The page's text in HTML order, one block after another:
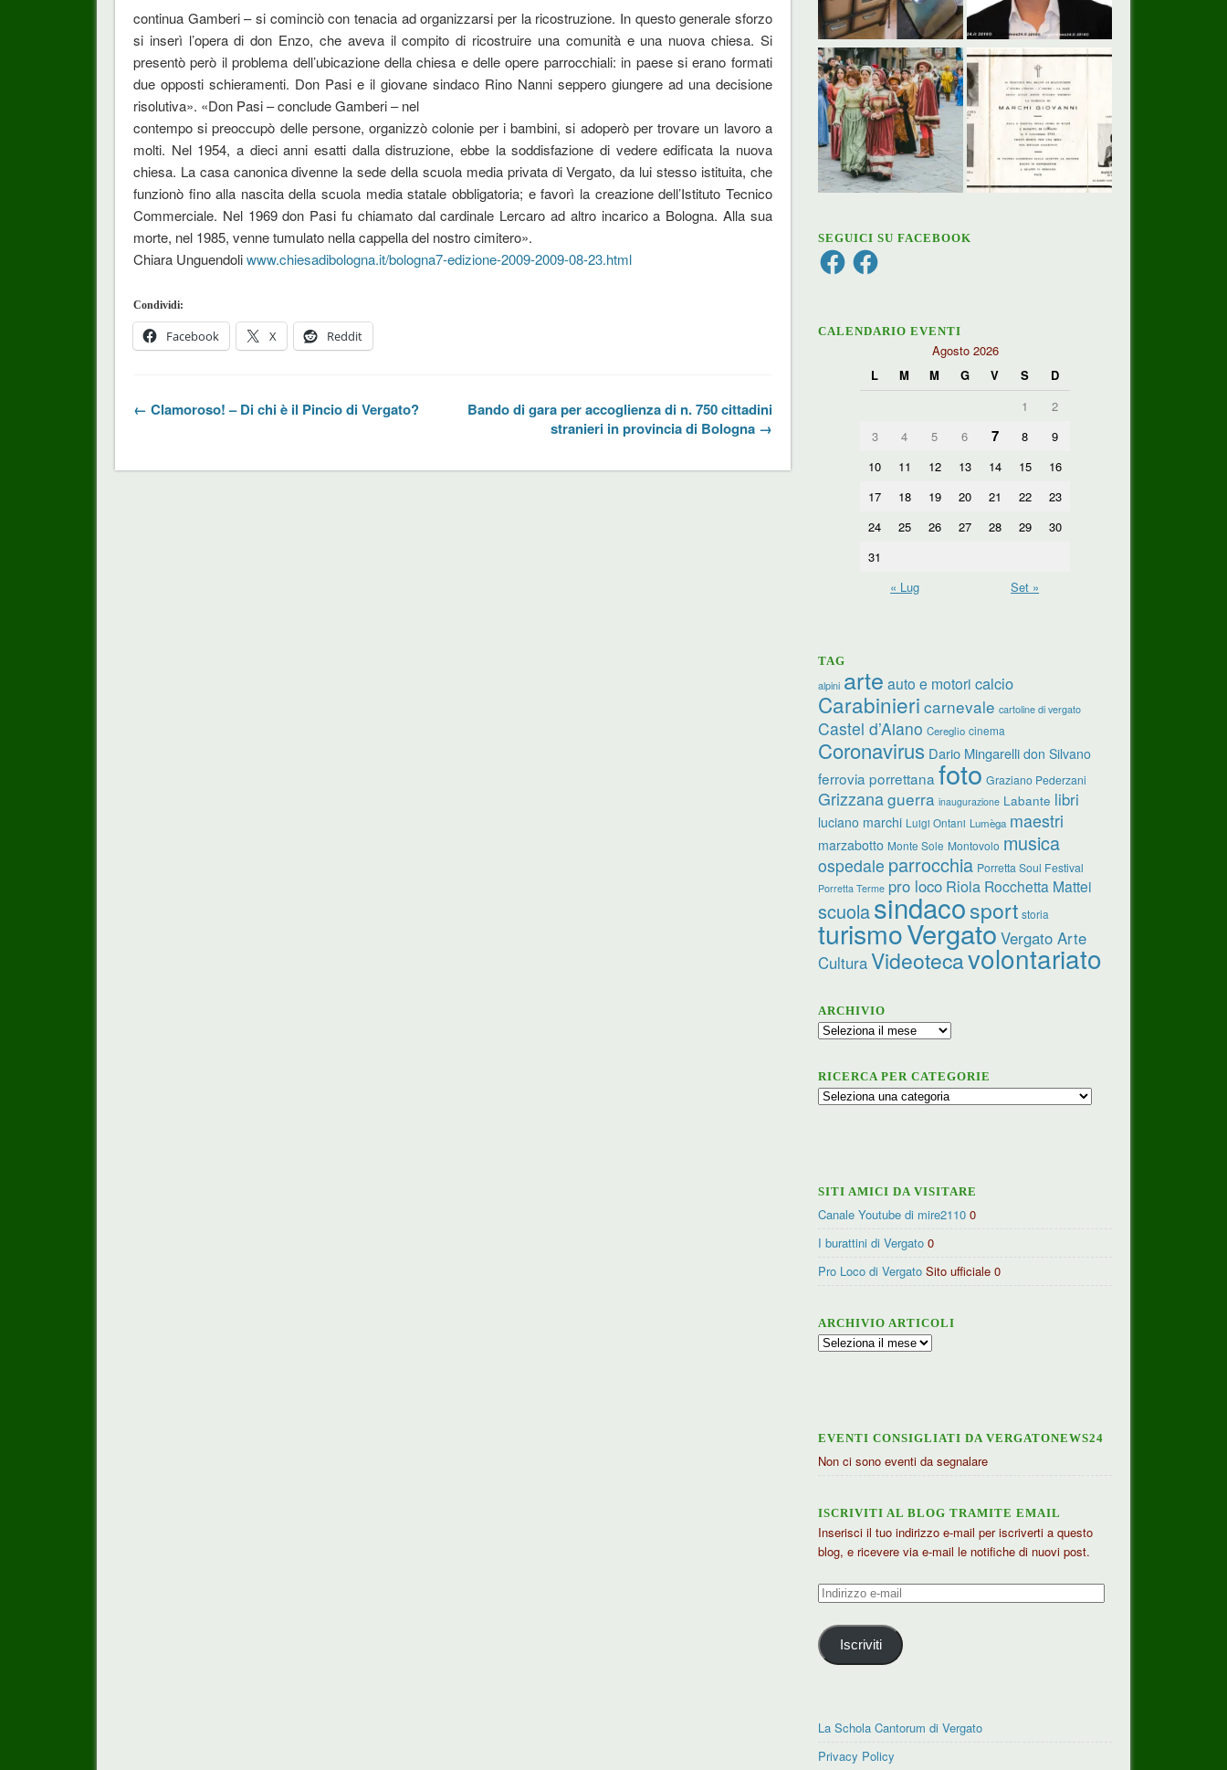
continua Gamberi – si cominciò con tenacia ad organizzarsi per la ricostruzione. In questo generale sforzo
si inserì l’opera di don Enzo, che aveva il compito di ricostruire una comunità e una nuova chiesa. Si
presentò però il problema dell’ubicazione della chiesa e delle opere parrocchiali: in paese si erano formati
due opposti schieramenti. Don Pasi e il giovane sindaco Rino Nanni seppero giungere ad una decisione
risolutiva». «Don Pasi – conclude Gamberi – nel
contempo si preoccupò delle persone, organizzò colonie per i bambini, si adoperò per trovare un lavoro a
molti. Nel 1954, a dieci anni esatti dalla distruzione, ebbe la soddisfazione di vedere edificata la nuova
chiesa. La casa canonica divenne la sede della scuola media privata di Vergato, da lui stesso istituita, che
funzionò fino alla nascita della scuola media statale obbligatoria; e favorì la creazione dell’Istituto Tecnico
Commerciale. Nel 1969 don Pasi fu chiamato dal cardinale Lercaro ad altro incarico a Bologna. Alla sua
morte, nel 1985, venne tumulato nella cappella del nostro cimitero».
Chiara Unguendoliwww.chiesadibologna.it/bologna7-edizione-2009-2009-08-23.html
Condividi:
Facebook X Reddit
← Clamoroso! – Di chi è il Pincio di Vergato?
Bando di gara per accoglienza di n. 750 cittadini
stranieri in provincia di Bologna →
SEGUICI SU FACEBOOK
FacebookFacebook
CALENDARIO EVENTI
Agosto 2026
L
M M G V S
D
1
2
3
4 5 6 7 8
9
10
11 12 13 14 15
16
17
18 19 20 21 22
23
24
25 26 27 28 29
30
31
« Lug
Set »
TAG
alpini arte auto e motori calcio
Carabinieri carnevale cartoline di vergato
Castel d’Aiano Cereglio cinema
Coronavirus Dario Mingarelli don Silvano
ferrovia porrettana foto Graziano Pederzani
Grizzanaguerra inaugurazione Labante libri
luciano marchi Luigi Ontani Lumèga maestri
marzabotto Monte Sole Montovolo musica
ospedale parrocchia Porretta Soul Festival
Porretta Terme pro loco Riola Rocchetta Mattei
scuolasindacosport storia
turismoVergato Vergato Arte
CulturaVideotecavolontariato
ARCHIVIO
Archivio
RICERCA PER CATEGORIE
Ricerca
SITI AMICI DA VISITARE
Canale Youtube di mire2110 0
I burattini di Vergato 0
Pro Loco di Vergato Sito ufficiale 0
ARCHIVIO ARTICOLI
Archivio
EVENTI CONSIGLIATI DA VERGATONEWS24
Non ci sono eventi da segnalare
ISCRIVITI AL BLOG TRAMITE EMAIL
Inserisci il tuo indirizzo e-mail per iscriverti a questo
blog, e ricevere via e-mail le notifiche di nuovi post.
Indirizzo
mail
Iscriviti
La Schola Cantorum di Vergato
Privacy Policy